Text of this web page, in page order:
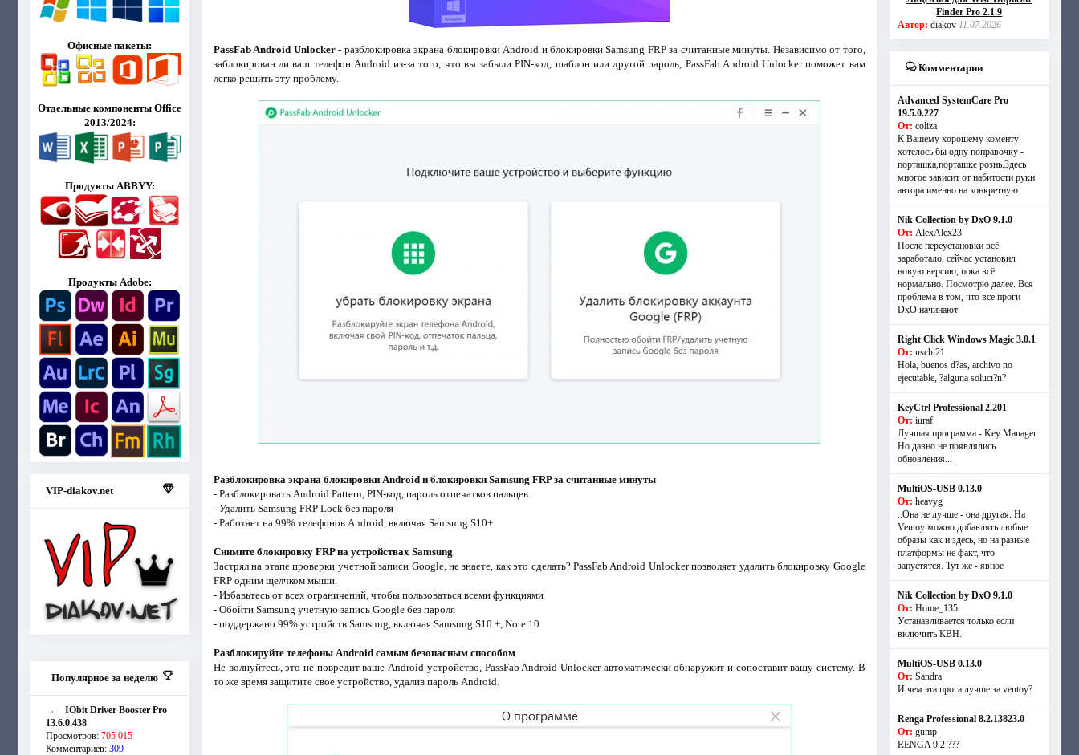
Офисные пакеты:
Отдельные компоненты Office
2013/2024:
Продукты ABBYY:
Продукты Adobe:
VIP-diakov.net
Популярное за неделю
→ IObit Driver Booster Pro
13.6.0.438
Просмотров: 705 015
Комментариев: 309
PassFab Android Unlocker- разблокировка экрана блокировки Android и блокировки Samsung FRP за считанные минуты. Независимо от того,
заблокирован ли ваш телефон Android из-за того, что вы забыли PIN-код, шаблон или другой пароль, PassFab Android Unlocker поможет вам
легко решить эту проблему.
Разблокировка экрана блокировки Android и блокировки Samsung FRP за считанные минуты
- Разблокировать Android Pattern, PIN-код, пароль отпечатков пальцев
- Удалить Samsung FRP Lock без пароля
- Работает на 99% телефонов Android, включая Samsung S10+
Снимите блокировку FRP на устройствах Samsung
Застрял на этапе проверки учетной записи Google, не знаете, как это сделать? PassFab Android Unlocker позволяет удалить блокировку Google
FRP одним щелчком мыши.
- Избавьтесь от всех ограничений, чтобы пользоваться всеми функциями
- Обойти Samsung учетную запись Google без пароля
- поддержано 99% устройств Samsung, включая Samsung S10 +, Note 10
Разблокируйте телефоны Android самым безопасным способом
Не волнуйтесь, это не повредит ваше Android-устройство, PassFab Android Unlocker автоматически обнаружит и сопоставит вашу систему. В
то же время защитите свое устройство, удалив пароль Android.
Finder Pro 2.1.9
Автор: diakov 11.07.2026
Комментарии
Advanced SystemCare Pro
19.5.0.227
От: coliza
К Вашему хорошему коменту
хотелось бы одну поправочку -
порташка,порташке рознь.Здесь
многое зависит от набитости руки
автора именно на конкретную
Nik Collection by DxO 9.1.0
От: AlexAlex23
После переустановки всё
заработало, сейчас установил
новую версию, пока всё
нормально. Посмотрю далее. Вся
проблема в том, что все проги
DxO начинают
Right Click Windows Magic 3.0.1
От: uschi21
Hola, buenos d?as, archivo no
ejecutable, ?alguna soluci?n?
KeyCtrl Professional 2.201
От: iuraf
Лучшая программа - Key Manager
Но давно не появлялись
обновления...
MultiOS-USB 0.13.0
От: heavyg
..Она не лучше - она другая. На
Ventoy можно добавлять любые
образы как и здесь, но на разные
платформы не факт, что
запустятся. Тут же - явное
Nik Collection by DxO 9.1.0
От: Home_135
Устанавливается только если
включить КВН.
MultiOS-USB 0.13.0
От: Sandra
И чем эта прога лучше за ventoy?
Renga Professional 8.2.13823.0
От: gump
RENGA 9.2 ???